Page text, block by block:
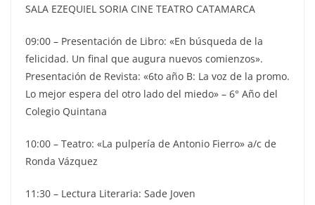
SALA EZEQUIEL SORIA CINE TEATRO CATAMARCA
09:00 – Presentación de Libro: «En búsqueda de la
felicidad. Un final que augura nuevos comienzos».
Presentación de Revista: «6to año B: La voz de la promo.
Lo mejor espera del otro lado del miedo» – 6° Año del
Colegio Quintana
10:00 – Teatro: «La pulpería de Antonio Fierro» a/c de
Ronda Vázquez
11:30 – Lectura Literaria: Sade Joven